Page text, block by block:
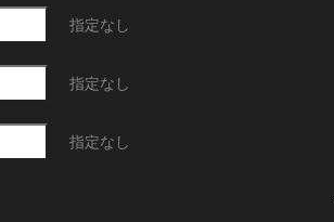
指定なし
指定なし
指定なし